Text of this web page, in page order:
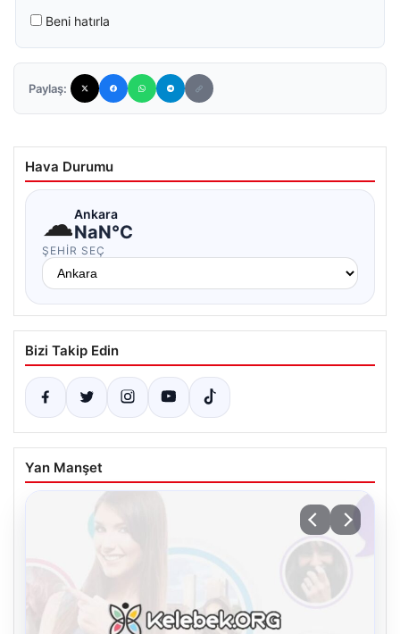
Beni hatırla
Paylaş:
Hava Durumu
☁Ankara
NaN°C
ŞEHIR SEÇ
Bizi Takip Edin
Yan Manşet